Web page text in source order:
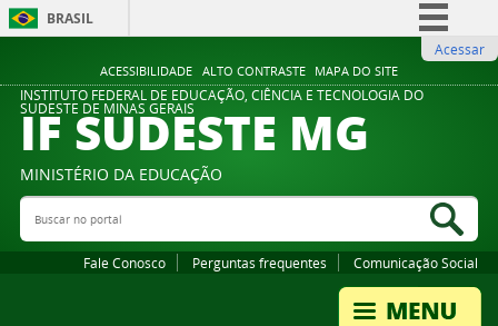
ACESSIBILIDADE ALTO CONTRASTE MAPA DO SITE
BRASIL
Comunica BR
Participe
Legislação
Acessar
INSTITUTO FEDERAL DE EDUCAÇÃO, CIÊNCIA E TECNOLOGIA DO
SUDESTE DE MINAS GERAIS
IF SUDESTE MG
MINISTÉRIO DA EDUCAÇÃO
Buscar no portal
Fale Conosco Perguntas frequentes Comunicação Social